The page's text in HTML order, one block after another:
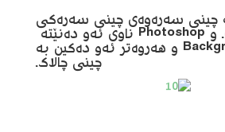
چینی سەرەوەی چینی سەرەکی
درووست دەبێت. و Photoshop ناوی ئەو دەنێتە
Background copy و هەروەتر ئەو دەکین بە
چینی چالاک.